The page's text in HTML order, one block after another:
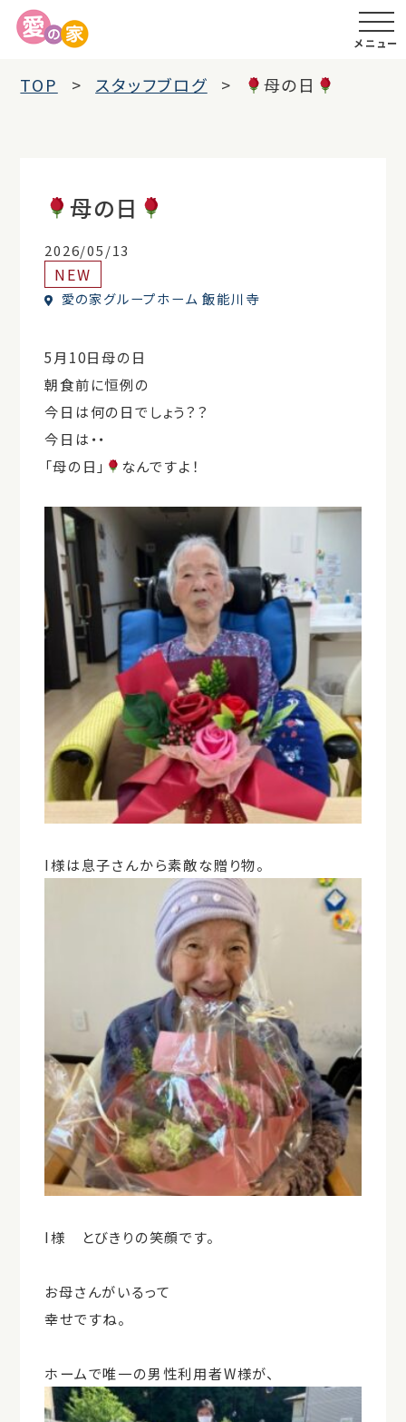
メニュー
TOP スタッフブログ 母の日
母の日
2026/05/13
NEW
愛の家グループホーム 飯能川寺
5月10日母の日
朝食前に恒例の
今日は何の日でしょう？？
今日は・・
「母の日」
なんですよ！
I様は息子さんから素敵な贈り物。
I様 とびきりの笑顔です。
お母さんがいるって
幸せですね。
ホームで唯一の男性利用者W様が、